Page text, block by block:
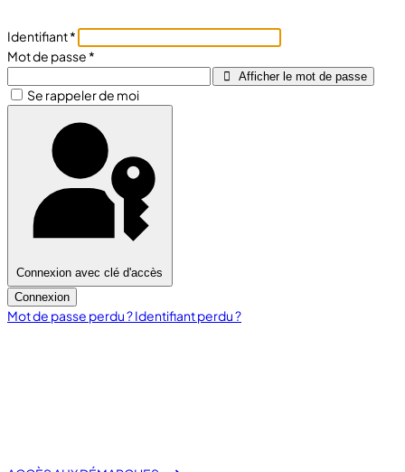
Identifiant*
Mot de passe*
Afficher le mot de passe
Se rappeler de moi
Connexion avec clé d'accès
Connexion
Mot de passe perdu ?Identifiant perdu ?